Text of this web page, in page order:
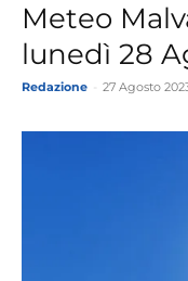
Meteo
lunedì 28
Redazione 27 Agosto